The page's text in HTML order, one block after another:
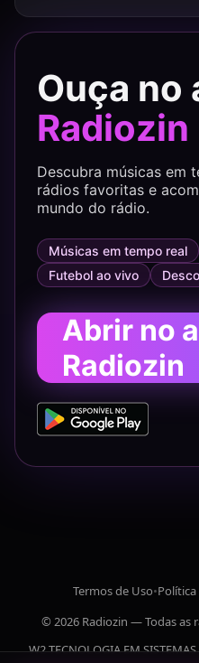
Ouça no
Radiozin
Descubra músicas em
rádios favoritas e
mundo do rádio.
Músicas em tempo real
Futebol ao vivo
Abrir no
Radiozin
Termos de Uso•
© 2026 Radiozin — Todas as
W2 TECNOLOGIA EM